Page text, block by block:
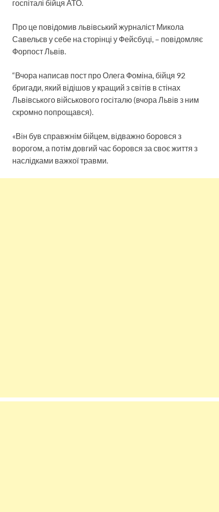
госпіталі бійця АТО.
Про це повідомив львівський журналіст Микола
Савельєв у себе на сторінці у Фейсбуці, – повідомляє
Форпост Львів.
“Вчора написав пост про Олега Фоміна, бійця 92
бригади, який відішов у кращий з світів в стінах
Львівського військового госіталю (вчора Львів з ним
скромно попрощався).
«Він був справжнім бійцем, відважно боровся з
ворогом, а потім довгий час боровся за своє життя з
наслідками важкої травми.